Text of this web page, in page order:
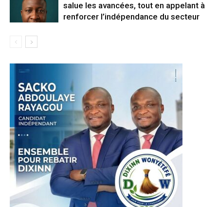
salue les avancées, tout en appelant à
renforcer l’indépendance du secteur